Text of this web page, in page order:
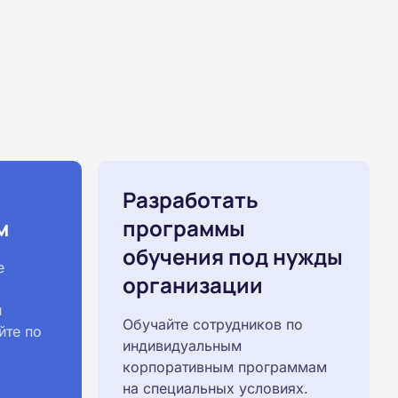
по
Разработать
программы
обучения под нужды
организации
Обучайте сотрудников по
индивидуальным
корпоративным программам
на специальных условиях.